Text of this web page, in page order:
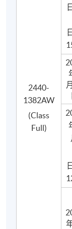
寵物犬曲奇
2440-
1382AW
(Class
Full)